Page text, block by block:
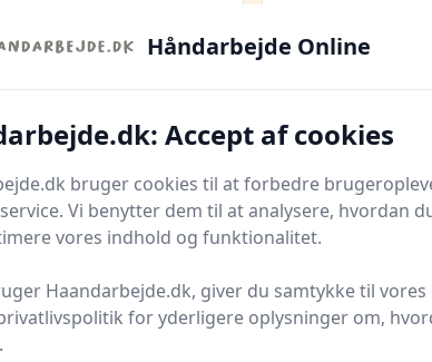
Quick look
med
18 størrelser
Til butik
Rundpindesæt
399 kr.
75 kr.
27 %
Håndarbejde Online
Accept af cookies
bruger cookies til at forbedre
Vi benytter dem til at analysere, hvordan
vores indhold og funktionalitet.
Haandarbejde.dk, giver du samtykke til
for yderligere oplysninger om,